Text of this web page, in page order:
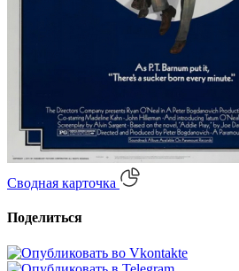
Сводная карточка
Поделиться